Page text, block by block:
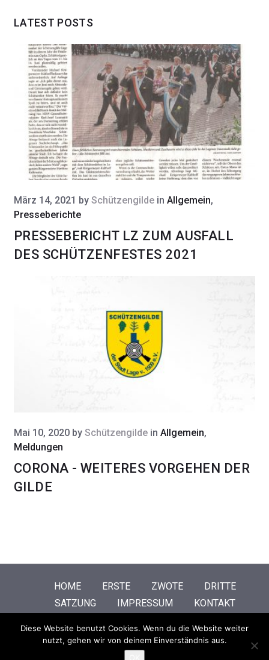
LATEST POSTS
März 14, 2021 by Schützengilde in Allgemein,
Presseberichte
PRESSEBERICHT LZ ZUM AUSFALL
DES SCHÜTZENFESTES 2021
Mai 10, 2020 by Schützengilde in Allgemein,
Meldungen
CORONA - WEITERES VORGEHEN DER
GILDE
HOME ERSTE ZWOTE
DRITTE
SATZUNG
IMPRESSUM KONTAKT
© 2026 Schützengilde Lage. All Rights Reserved.
Hinweise zum
Datenschutz
Diese Website benutzt Cookies. Wenn du die Website weiter
nutzt, gehen wir von deinem Einverständnis aus.